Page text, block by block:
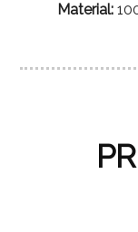
Material: